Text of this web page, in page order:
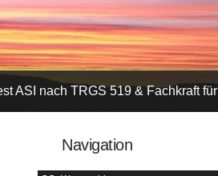
ASI nach TRGS 519 & Fachkraft für
Navigation